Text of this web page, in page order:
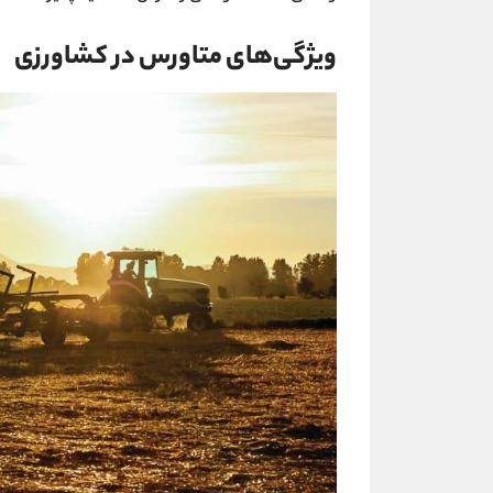
ویژگی‌های متاورس در کشاورزی